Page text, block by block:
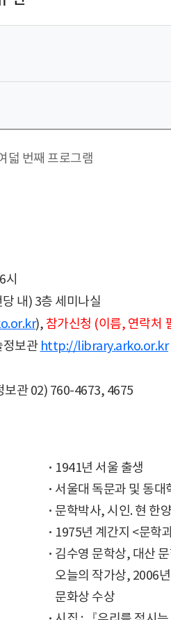
시
내) 3층 세미나실
), 참가신청 (이름, 연락처
보관 http://library.arko.or.kr
보관 02) 760-4673, 4675
· 1941년 서울 출생
· 서울대 독문과 및 동대
· 문학박사, 시인. 현 한
· 1975년 계간지 <문학
· 김수영 문학상, 대산
오늘의 작가상, 2006
문화상 수상